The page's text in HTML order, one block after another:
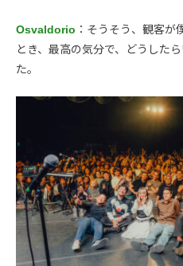
Osvaldorio ：そうそう、観客が
とき、最高の気分で、どうした
た。